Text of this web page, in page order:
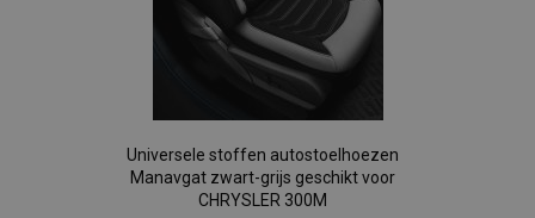
Universele stoffen autostoelhoezen
Manavgat zwart-grijs geschikt voor
CHRYSLER 300M